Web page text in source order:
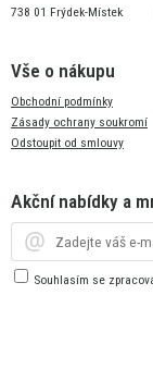
738 01 Frýdek-Místek
Vše o nákupu
Obchodní podmínky
Zásady ochrany soukromí
Odstoupit od smlouvy
Akční nabídky a
Souhlasím se